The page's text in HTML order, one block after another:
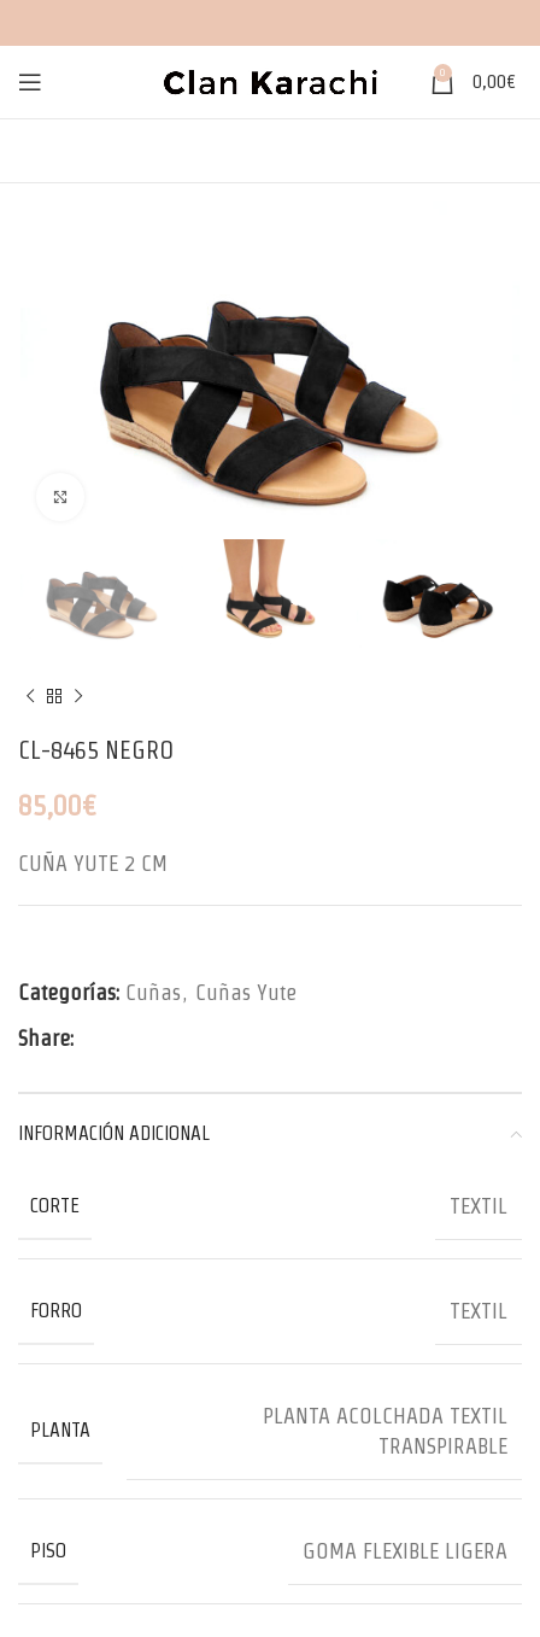
0 0,00€
CL-8465 NEGRO
85,00€
CUÑA YUTE 2 CM
Categorías: Cuñas, Cuñas Yute
Share:
INFORMACIÓN ADICIONAL
CORTE TEXTIL
FORRO TEXTIL
PLANTA
PLANTA ACOLCHADA TEXTIL
TRANSPIRABLE
PISO GOMA FLEXIBLE LIGERA